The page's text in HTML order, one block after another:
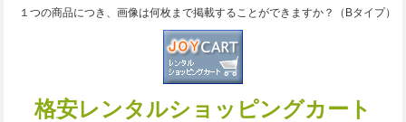
１つの商品につき、画像は何枚まで掲載することができますか？（Bタイプ）
格安レンタルショッピングカート